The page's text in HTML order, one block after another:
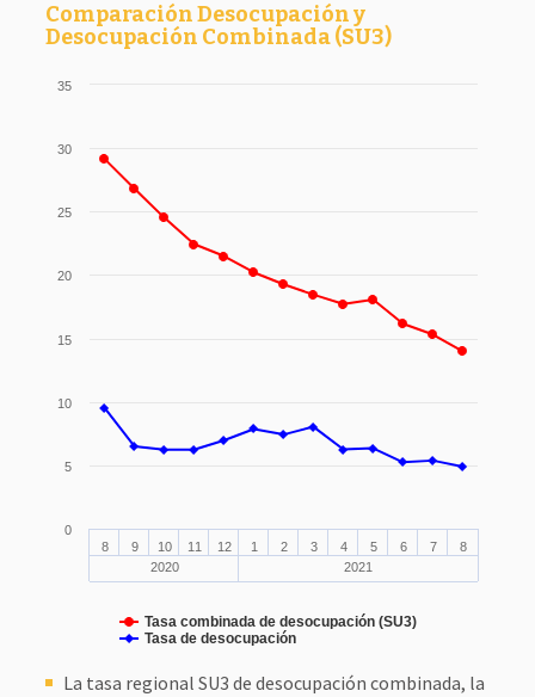
Comparación Desocupación y
Desocupación Combinada (SU3)
Tasa combinada de desocupación (SU3)
Tasa de desocupación
8
2020
9 10 11 12
1
2021
2 3 4 5 6 7 8
0
5
10
15
20
25
30
35
La tasa regional SU3 de desocupación combinada, la